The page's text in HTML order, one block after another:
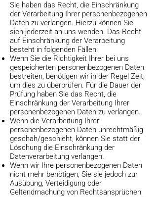
Sie haben das Recht, die Einschränkung
der Verarbeitung Ihrer personenbezogenen
Daten zu verlangen. Hierzu können Sie
sich jederzeit an uns wenden. Das Recht
auf Einschränkung der Verarbeitung
besteht in folgenden Fällen:
Wenn Sie die Richtigkeit Ihrer bei uns
gespeicherten personenbezogenen Daten
bestreiten, benötigen wir in der Regel Zeit,
um dies zu überprüfen. Für die Dauer der
Prüfung haben Sie das Recht, die
Einschränkung der Verarbeitung Ihrer
personenbezogenen Daten zu verlangen.
Wenn die Verarbeitung Ihrer
personenbezogenen Daten unrechtmäßig
geschah/geschieht, können Sie statt der
Löschung die Einschränkung der
Datenverarbeitung verlangen.
Wenn wir Ihre personenbezogenen Daten
nicht mehr benötigen, Sie sie jedoch zur
Ausübung, Verteidigung oder
Geltendmachung von Rechtsansprüchen